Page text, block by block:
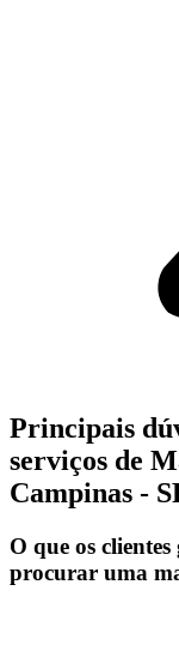
Principais
serviços de
Campinas -
O que os
procurar uma